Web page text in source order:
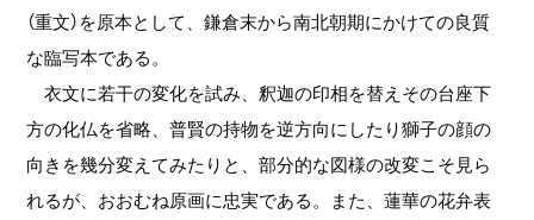
（重文）を原本として、鎌倉末から南北朝期にかけての良質
な臨写本である。
衣文に若干の変化を試み、釈迦の印相を替えその台座下
方の化仏を省略、普賢の持物を逆方向にしたり獅子の顔の
向きを幾分変えてみたりと、部分的な図様の改変こそ見ら
れるが、おおむね原画に忠実である。また、蓮華の花弁表